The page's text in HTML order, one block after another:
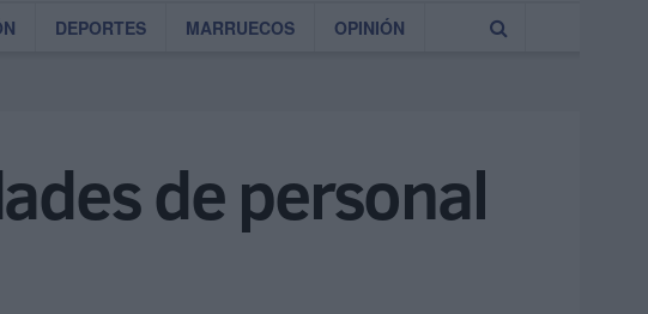
DEPORTES MARRUECOS OPINIÓN
de personal